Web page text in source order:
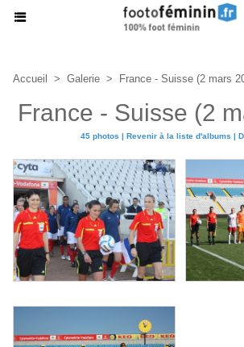
Accueil > Galerie > France - Suisse (2 mars
France - Suisse (2
45 photos | Revenir à la liste d'albums |